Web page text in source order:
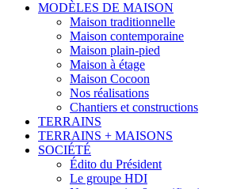
MODÈLES DE MAISON
Maison traditionnelle
Maison contemporaine
Maison plain-pied
Maison à étage
Maison Cocoon
Nos réalisations
Chantiers et constructions
TERRAINS
TERRAINS + MAISONS
SOCIÉTÉ
Édito du Président
Le groupe HDI